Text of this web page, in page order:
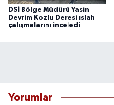
DSİ Bölge Müdürü Yasin
Devrim Kozlu Deresi ıslah
çalışmalarını inceledi
Yorumlar